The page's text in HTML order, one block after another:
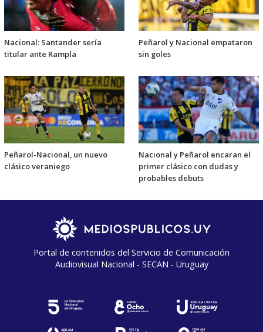
Nacional: Santander sería
titular ante Rampla
Peñarol y Nacional empataron
sin goles
Peñarol-Nacional, un nuevo
clásico veraniego
Nacional y Peñarol encaran el
primer clásico con dudas y
probables debuts
Portal de contenidos del Servicio de Comunicación
Audiovisual Nacional - SECAN - Uruguay